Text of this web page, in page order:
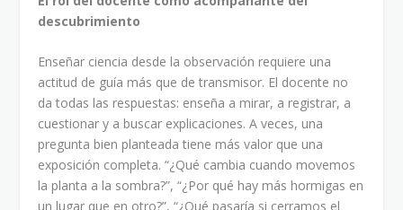
descubrimiento
Enseñar ciencia desde la observación requiere una
actitud de guía más que de transmisor. El docente no
da todas las respuestas: enseña a mirar, a registrar, a
cuestionar y a buscar explicaciones. A veces, una
pregunta bien planteada tiene más valor que una
exposición completa. “¿Qué cambia cuando movemos
la planta a la sombra?”, “¿Por qué hay más hormigas en
un lugar que en otro?”, “¿Qué pasaría si cerramos el